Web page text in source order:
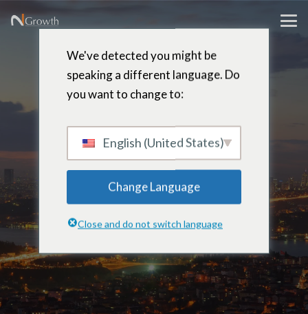
Sevda
Ozsonmez
Socio gerente, Eurasia – Estambul,
Turquía
We've detected you might be
speaking a different language. Do
you want to change to:
English (United States)
Change Language
Close and do not switch language